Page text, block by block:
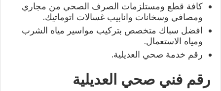
كافة قطع ومستلزمات الصرف الصحي من مجاري
ومصافي وسخانات وانابيب غسالات اتوماتيك.
افضل سباك متخصص بتركيب مواسير مياه الشرب
ومياه الاستعمال.
رقم خدمة صحي العديلية.
رقم فني صحي العديلية